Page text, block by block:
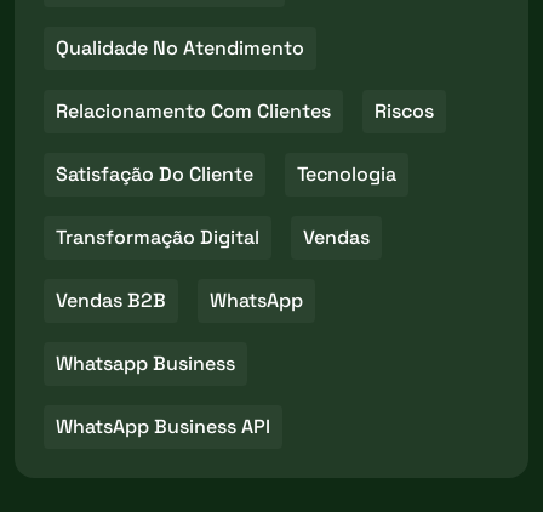
Qualidade No Atendimento
Relacionamento Com Clientes Riscos
Satisfação Do Cliente Tecnologia
Transformação Digital Vendas
Vendas B2B WhatsApp
Whatsapp Business
WhatsApp Business API